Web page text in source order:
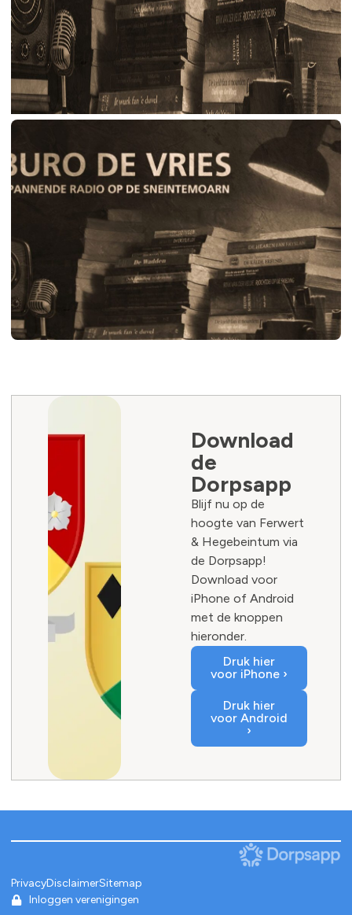
Download
de
Dorpsapp
Blijf nu op de
hoogte van Ferwert
& Hegebeintum via
de Dorpsapp!
Download voor
iPhone of Android
met de knoppen
hieronder.
Druk hier
voor iPhone ›
Druk hier
voor Android
›
PrivacyDisclaimerSitemap
Inloggen verenigingen